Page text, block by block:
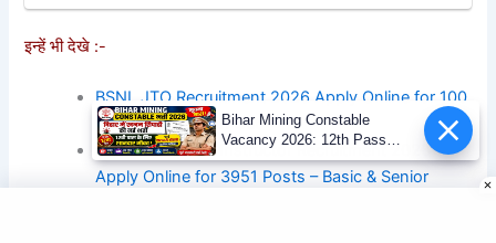
इन्हें भी देखे :-
BSNL JTO Recruitment 2026 Apply Online for 100
Posts Notification Out
RSSB Computer Instructor Recruitment 2026
Apply Online for 3951 Posts – Basic & Senior
Bihar Mining Constable
Vacancy 2026: 12th Pass
Mining Sipahi Bharti
Notification